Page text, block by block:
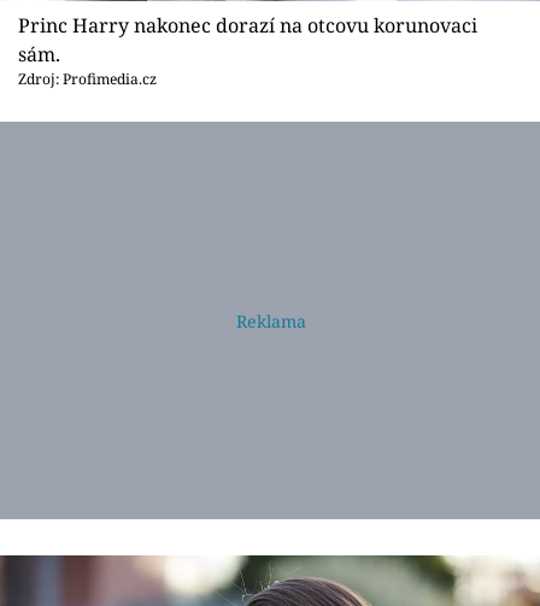
Princ Harry nakonec dorazí na otcovu korunovaci
sám.
Zdroj: Profimedia.cz